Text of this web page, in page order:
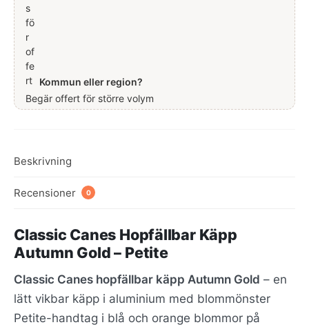
Kommun eller region?
Begär offert för större volym
Beskrivning
Recensioner 0
Classic Canes Hopfällbar Käpp
Autumn Gold – Petite
Classic Canes hopfällbar käpp Autumn Gold – en
lätt vikbar käpp i aluminium med blommönster
Petite-handtag i blå och orange blommor på